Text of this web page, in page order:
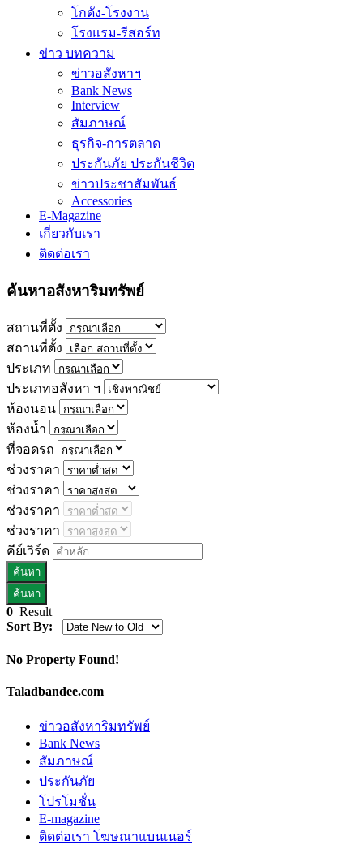
โกดัง-โรงงาน
โรงแรม-รีสอร์ท
ข่าว บทความ
ข่าวอสังหาฯ
Bank News
Interview
สัมภาษณ์
ธุรกิจ-การตลาด
ประกันภัย ประกันชีวิต
ข่าวประชาสัมพันธ์
Accessories
E-Magazine
เกี่ยวกับเรา
ติดต่อเรา
ค้นหาอสังหาริมทรัพย์
สถานที่ตั้ง
สถานที่ตั้ง
ประเภท
ประเภทอสังหา ฯ
ห้องนอน
ห้องน้ำ
ที่จอดรถ
ช่วงราคา
ช่วงราคา
ช่วงราคา
ช่วงราคา
คีย์เวิร์ด
0 Result
Sort By:
No Property Found!
Taladbandee.com
ข่าวอสังหาริมทรัพย์
Bank News
สัมภาษณ์
ประกันภัย
โปรโมชั่น
E-magazine
ติดต่อเรา โฆษณาแบนเนอร์